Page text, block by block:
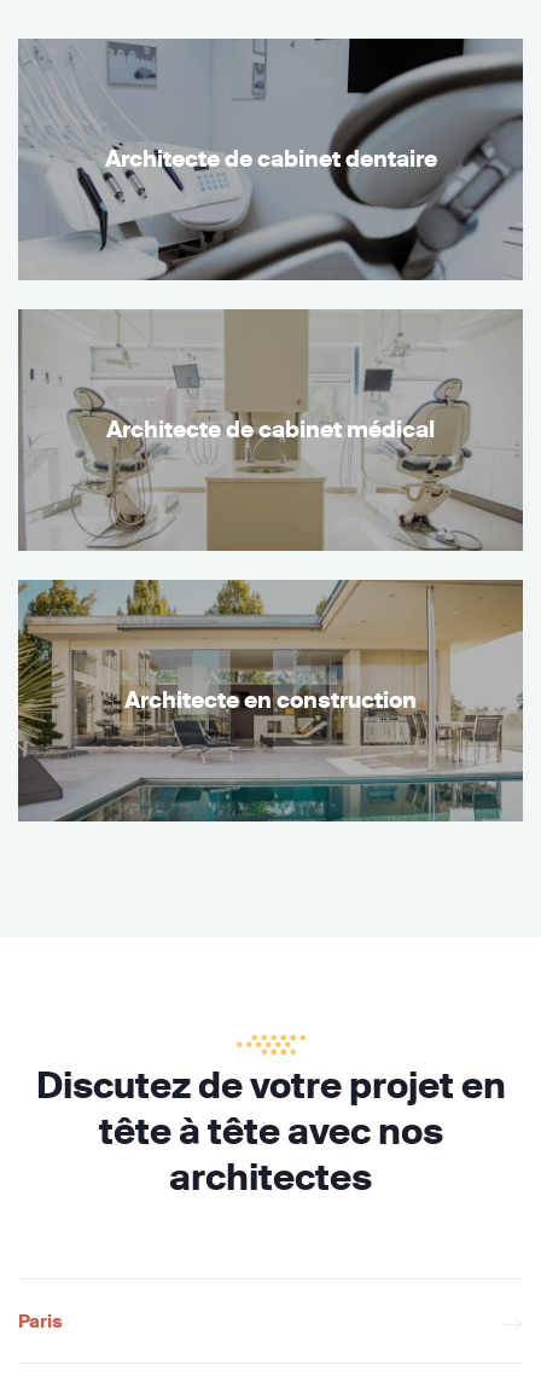
Architecte de cabinet dentaire
Architecte de cabinet médical
Architecte en construction
Discutez de votre projet en
tête à tête avec nos
architectes
Paris